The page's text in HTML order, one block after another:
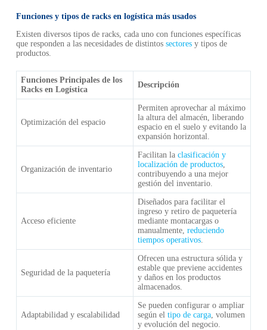
Funciones y tipos de racks en logística más usados
Existen diversos tipos de racks, cada uno con funciones específicas
que responden a las necesidades de distintos sectoresy tipos de
productos.
Funciones Principales de los
Racks en Logística
Descripción
Optimización del espacio
Permiten aprovechar al máximo
la altura del almacén, liberando
espacio en el suelo y evitando la
expansión horizontal.
Organización de inventario
Facilitan la clasificación y
localización de productos,
contribuyendo a una mejor
gestión del inventario.
Acceso eficiente
Diseñados para facilitar el
ingreso y retiro de paquetería
mediante montacargas o
manualmente, reduciendo
tiempos operativos.
Seguridad de la paquetería
Ofrecen una estructura sólida y
estable que previene accidentes
y daños en los productos
almacenados.
Adaptabilidad y escalabilidad
Se pueden configurar o ampliar
según el tipo de carga, volumen
y evolución del negocio.